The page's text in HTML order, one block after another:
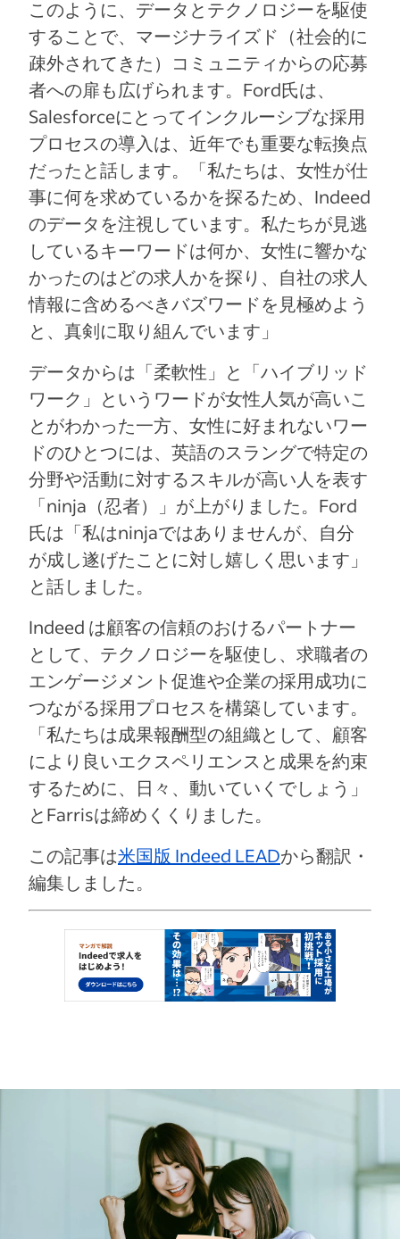
このように、データとテクノロジーを駆使
することで、マージナライズド（社会的に
疎外されてきた）コミュニティからの応募
者への扉も広げられます。Ford氏は、
Salesforceにとってインクルーシブな採用
プロセスの導入は、近年でも重要な転換点
だったと話します。「私たちは、女性が仕
事に何を求めているかを探るため、Indeed
のデータを注視しています。私たちが見逃
しているキーワードは何か、女性に響かな
かったのはどの求人かを探り、自社の求人
情報に含めるべきバズワードを見極めよう
と、真剣に取り組んでいます」
データからは「柔軟性」と「ハイブリッド
ワーク」というワードが女性人気が高いこ
とがわかった一方、女性に好まれないワー
ドのひとつには、英語のスラングで特定の
分野や活動に対するスキルが高い人を表す
「ninja（忍者）」が上がりました。Ford
氏は「私はninjaではありませんが、自分
が成し遂げたことに対し嬉しく思います」
と話しました。
Indeed は顧客の信頼のおけるパートナー
として、テクノロジーを駆使し、求職者の
エンゲージメント促進や企業の採用成功に
つながる採用プロセスを構築しています。
「私たちは成果報酬型の組織として、顧客
により良いエクスペリエンスと成果を約束
するために、日々、動いていくでしょう」
とFarrisは締めくくりました。
この記事は米国版 Indeed LEADから翻訳・
編集しました。